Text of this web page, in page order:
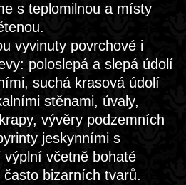
s teplomilnou a místy
vyvinuty povrchové i
poloslepá a slepá údolí
suchá krasová údolí
stěnami, úvaly,
vývěry podzemních
jeskynními s
včetně bohaté
bizarních tvarů.